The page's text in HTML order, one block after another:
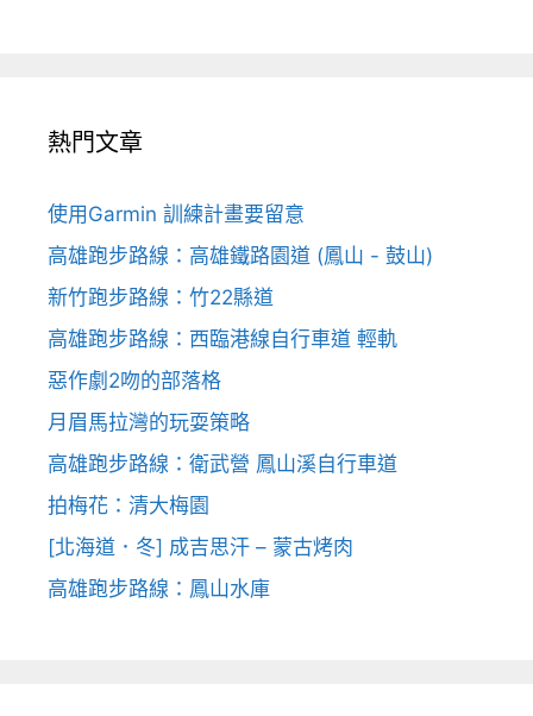
熱門文章
使用Garmin 訓練計畫要留意
高雄跑步路線：高雄鐵路園道 (鳳山 - 鼓山)
新竹跑步路線：竹22縣道
高雄跑步路線：西臨港線自行車道 輕軌
惡作劇2吻的部落格
月眉馬拉灣的玩耍策略
高雄跑步路線：衛武營 鳳山溪自行車道
拍梅花：清大梅園
[北海道．冬] 成吉思汗 – 蒙古烤肉
高雄跑步路線：鳳山水庫